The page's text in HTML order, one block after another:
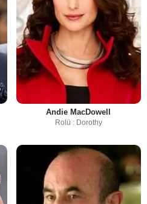
Andie MacDowell
Rolü : Dorothy